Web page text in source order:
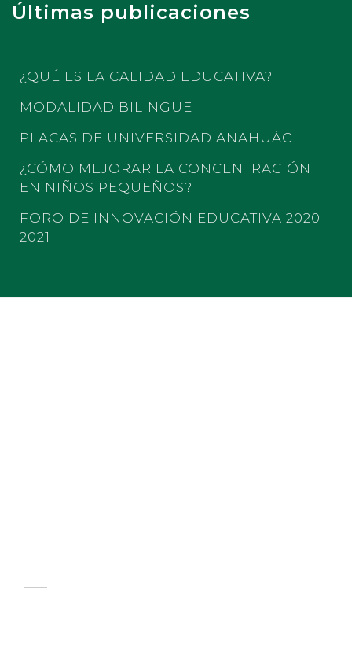
Últimas publicaciones
¿QUÉ ES LA CALIDAD EDUCATIVA?
MODALIDAD BILINGUE
PLACAS DE UNIVERSIDAD ANAHUÁC
¿CÓMO MEJORAR LA CONCENTRACIÓN
EN NIÑOS PEQUEÑOS?
FORO DE INNOVACIÓN EDUCATIVA 2020-
2021